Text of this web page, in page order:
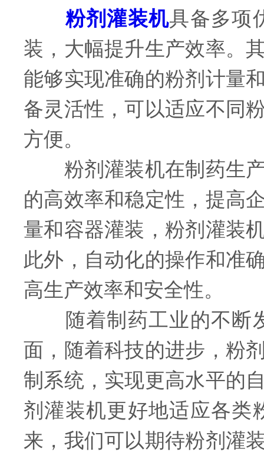
粉剂灌装机具备多项
装，大幅提升生产效率。
能够实现准确的粉剂计量
备灵活性，可以适应不同
方便。
粉剂灌装机在制药生产
的高效率和稳定性，提高
量和容器灌装，粉剂灌装
此外，自动化的操作和准
高生产效率和安全性。
随着制药工业的不断发
面，随着科技的进步，粉
制系统，实现更高水平的
剂灌装机更好地适应各类
来，我们可以期待粉剂灌